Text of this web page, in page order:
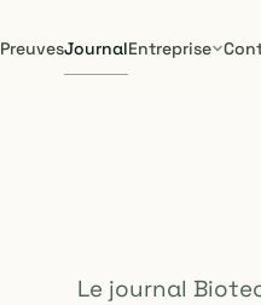
PreuvesJournalEntreprise
Le journal